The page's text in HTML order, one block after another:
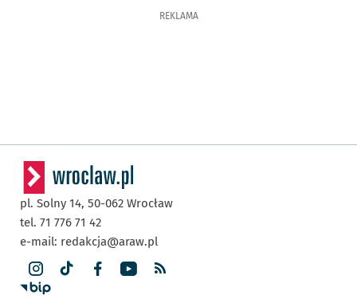
REKLAMA
pl. Solny 14, 50-062 Wrocław
tel. 71 776 71 42
e-mail: redakcja@araw.pl